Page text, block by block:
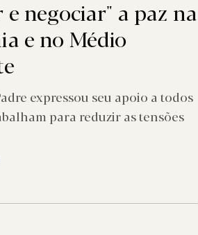
negociar" a paz na
e no Médio
expressou seu apoio a todos
para reduzir as tensões